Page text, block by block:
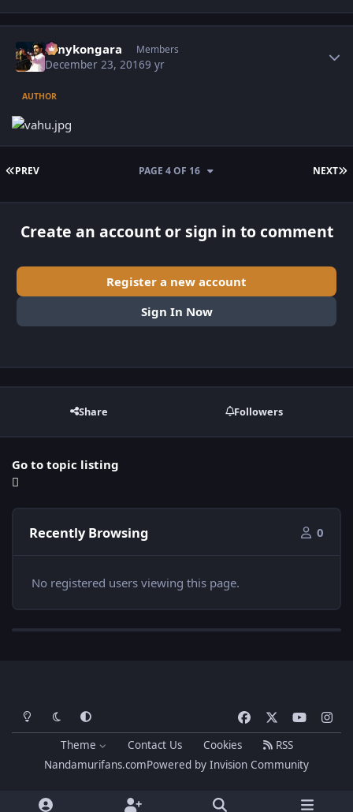
sonykongara Members
December 23, 20169 yr
AUTHOR
FIRST PAGE
PREV NEXT
PAGE 4 OF 16
Create an account or sign in to comment
Register a new account
Sign In Now
Share Followers
Go to topic listing
Recently Browsing 0
No registered users viewing this page.
Light ModeDark ModeSystem Preference
a
c
e
o
u
t
n
g
Theme Contact Us Cookies
RSS
Nandamurifans.comPowered by Invision Community